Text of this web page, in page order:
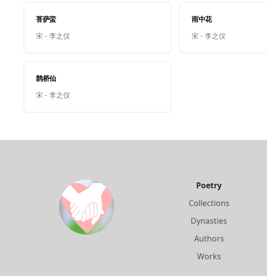
菩萨蛮
宋 - 李之仪
雨中花
宋 - 李之仪
鹊桥仙
宋 - 李之仪
Poetry
Collections
Dynasties
Authors
Works